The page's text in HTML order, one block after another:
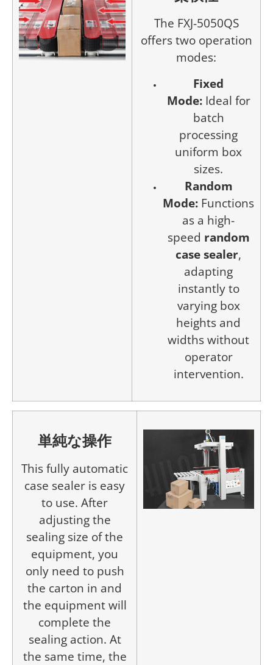
The FXJ-5050QS
offers two operation
modes:
Fixed
Mode:Ideal for
batch
processing
uniform box
sizes.
Random
Mode: Functions
as a high-
speed random
case sealer,
adapting
instantly to
varying box
heights and
widths without
operator
intervention.
単純な操作
This fully automatic
case sealer is easy
to use. After
adjusting the
sealing size of the
equipment, you
only need to push
the carton in and
the equipment will
complete the
sealing action. At
the same time, the